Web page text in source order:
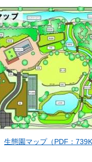
生態園マップ（PDF：